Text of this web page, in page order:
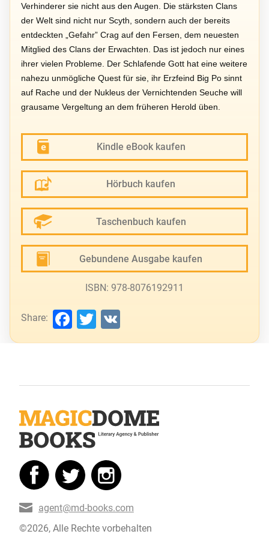
Verhinderer sie nicht aus den Augen. Die stärksten Clans
der Welt sind nicht nur Scyth, sondern auch der bereits
entdeckten „Gefahr” Crag auf den Fersen, dem neuesten
Mitglied des Clans der Erwachten. Das ist jedoch nur eines
ihrer vielen Probleme. Der Schlafende Gott hat eine weitere
nahezu unmögliche Quest für sie, ihr Erzfeind Big Po sinnt
auf Rache und der Nukleus der Vernichtenden Seuche will
grausame Vergeltung an dem früheren Herold üben.
Kindle eBook kaufen
Hörbuch kaufen
Taschenbuch kaufen
Gebundene Ausgabe kaufen
ISBN: 978-8076192911
Share: Facebook
Twitter
©2026, Alle Rechte vorbehalten
agent@md-books.com